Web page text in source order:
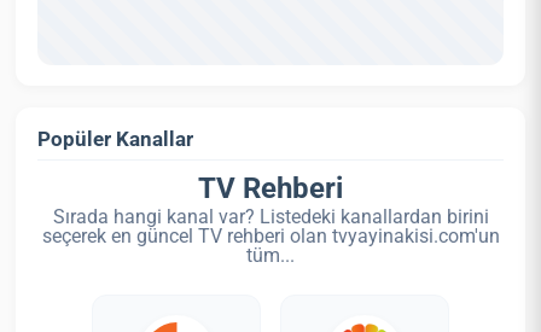
Popüler Kanallar
TV Rehberi
Sırada hangi kanal var? Listedeki kanallardan birini
seçerek en güncel TV rehberi olan tvyayinakisi.com'un
tüm...